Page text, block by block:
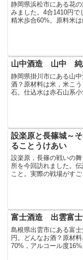
静岡県浜松市にある花
みました。4合1410円で
精米歩合60%。原料米
日本酒度+3.0，酸度1.4
山中酒造 山中 純
静岡県掛川市にある山
酒？原材料は米，米こ
石。仕込水は赤石山系
満。日本酒度+4.0，酸
設楽原と長篠城～
ることうけあい
設楽原，長篠の戦いの
所を今回訪れました。
こと。実際の戦場がす
ころです。狭いところ
富士酒造 出雲富
島根県出雲市にある富
円。どんなお酒？原材
70%，アルコール度
和釜蒸 手作り麹 木槽